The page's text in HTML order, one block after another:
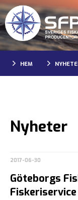
HEM
Nyheter
2017-06-30
Göteborgs
Fiskeriservice